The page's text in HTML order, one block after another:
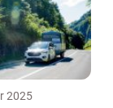
2025